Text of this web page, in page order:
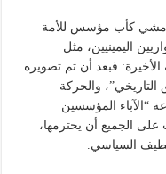
كأب مؤسس للأمة
اليمينيين، مثل
فبعد أن تم تصويره
التاريخي”، والحركة
“الآباء المؤسسين
الجميع أن يحترمها،
السياسي.